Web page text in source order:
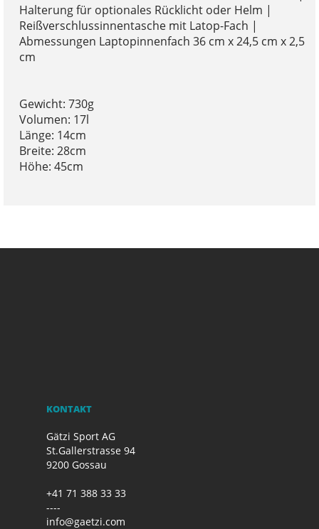
Halterung für optionales Rücklicht oder Helm |
Reißverschlussinnentasche mit Latop-Fach |
Abmessungen Laptopinnenfach 36 cm x 24,5 cm x 2,5
cm
Gewicht: 730g
Volumen: 17l
Länge: 14cm
Breite: 28cm
Höhe: 45cm
KONTAKT
Gätzi Sport AG
St.Gallerstrasse 94
9200 Gossau
+41 71 388 33 33
----
info@gaetzi.com